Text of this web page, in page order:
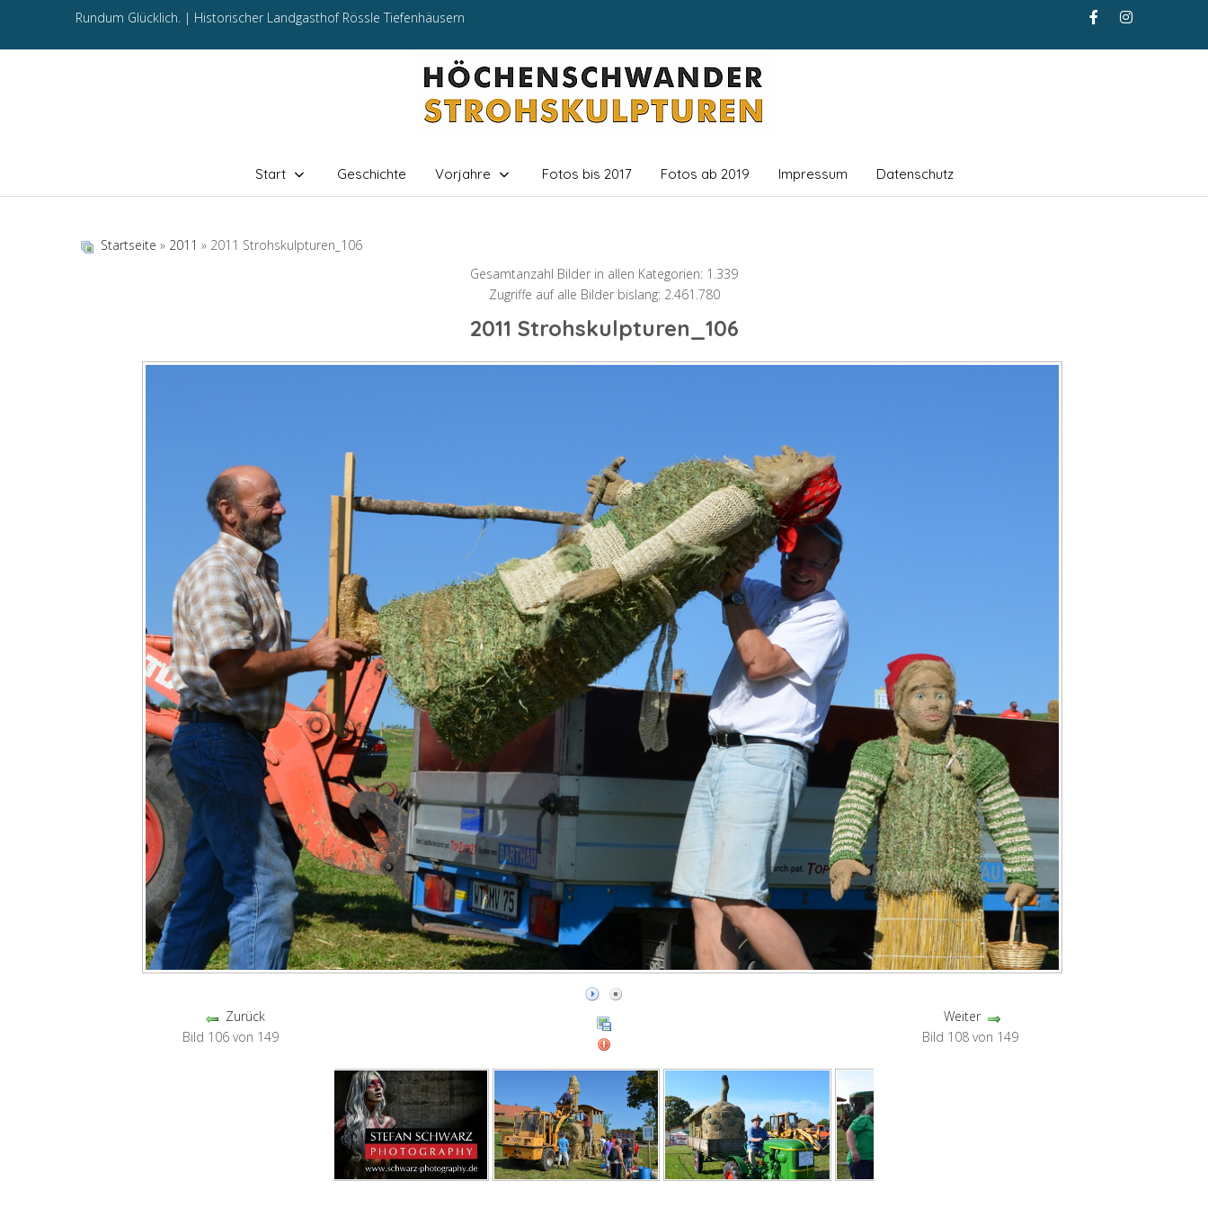
Rundum Glücklich. | Historischer Landgasthof Rössle Tiefenhäusern
Start Geschichte Vorjahre Fotos bis 2017 Fotos ab 2019 Impressum Datenschutz
Startseite » 2011 » 2011 Strohskulpturen_106
Gesamtanzahl Bilder in allen Kategorien: 1.339
Zugriffe auf alle Bilder bislang: 2.461.780
2011 Strohskulpturen_106
Zurück
Bild 106 von 149
Weiter
Bild 108 von 149